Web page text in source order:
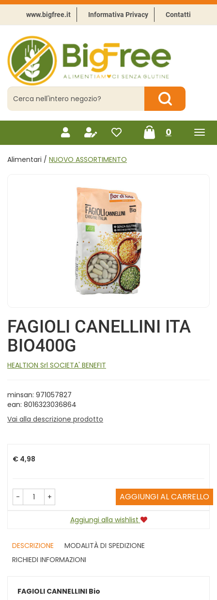
Passa
contenuto
principale
www.bigfree.it Informativa Privacy Contatti
BigFree
-
Punto
celiachia
Cerca
Prodotto
Cerca Prodotto
0prodotti
inseriti
Alimentari / NUOVO ASSORTIMENTO
FAGIOLI CANELLINI ITA
BIO400G
HEALTION Srl SOCIETA' BENEFIT
minsan: 971057827
ean: 8016323036864
Vai alla descrizione prodotto
Prezzo
€ 4,98
- + AGGIUNGI AL CARRELLO
Aggiungi alla wishlist
DESCRIZIONE
MODALITÀ DI SPEDIZIONE
RICHIEDI INFORMAZIONI
FAGIOLI CANNELLINI Bio